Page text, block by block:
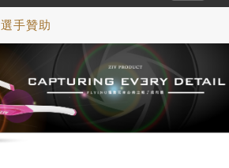
選手贊助